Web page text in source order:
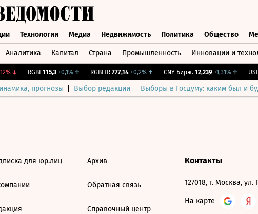
Технологии Медиа Недвижимость Политика Общество
Аналитика Капитал Страна Промышленность Инновации и
↓ RGBI 115,3 +0,1%↑ RGBITR 777,14 +0,2%↑ CNY Бирж. 12,239 +1,31%↑
прогнозы Выбор редакции Выборы в Госдуму: каким был и
для юр.лиц Архив
Обратная связь
Справочный центр
Контакты
127018, г. Москва, ул.
На карте